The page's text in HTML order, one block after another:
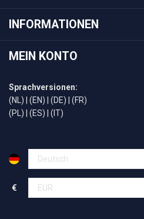
INFORMATIONEN
MEIN KONTO
Sprachversionen:
(NL)
(EN) (DE)
(FR)
(PL)
(ES) (IT)
€